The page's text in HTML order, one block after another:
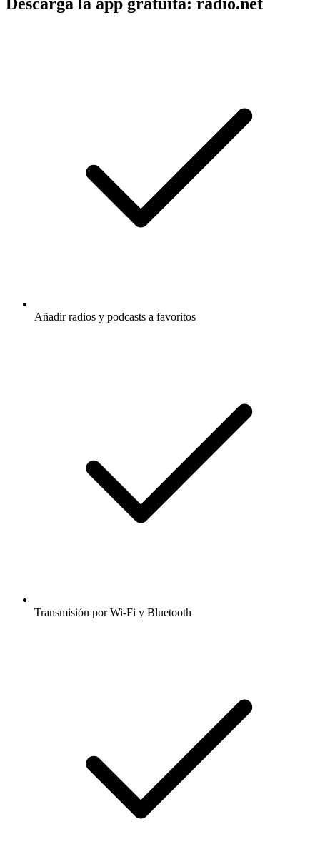
Añadir radios y podcasts a favoritos
Transmisión por Wi-Fi y Bluetooth